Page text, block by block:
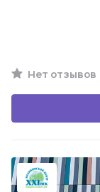
Нет отзывов